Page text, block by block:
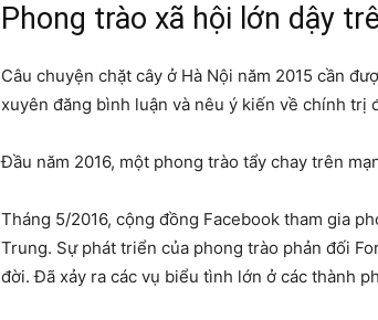
Phong trào xã hội lớn dậy
Câu chuyện chặt cây ở Hà Nội năm 2015 cần
xuyên đăng bình luận và nêu ý kiến về chính trị
Đầu năm 2016, một phong trào tẩy chay trên
Tháng 5/2016, cộng đồng Facebook tham gia
Trung. Sự phát triển của phong trào phản đối
đời. Đã xảy ra các vụ biểu tình lớn ở các thành